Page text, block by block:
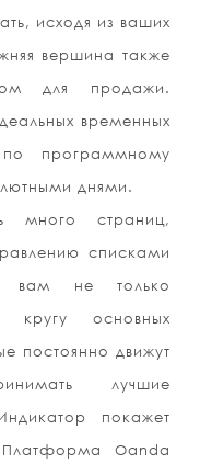
исходя из ваших
вершина также
для продажи.
временных
программному
днями.
много страниц,
списками
вам не только
кругу основных
постоянно движут
лучшие
покажет
Oanda